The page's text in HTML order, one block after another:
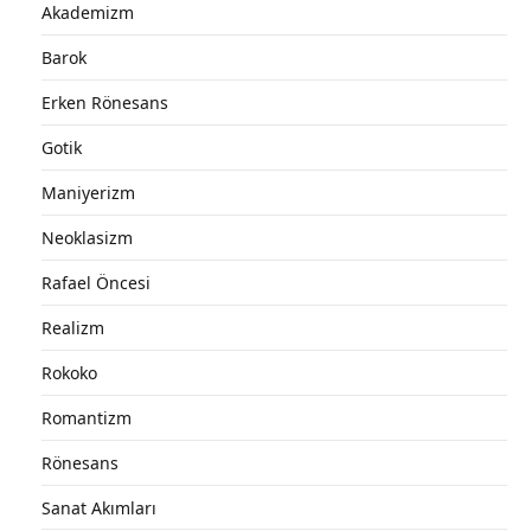
Akademizm
Barok
Erken Rönesans
Gotik
Maniyerizm
Neoklasizm
Rafael Öncesi
Realizm
Rokoko
Romantizm
Rönesans
Sanat Akımları